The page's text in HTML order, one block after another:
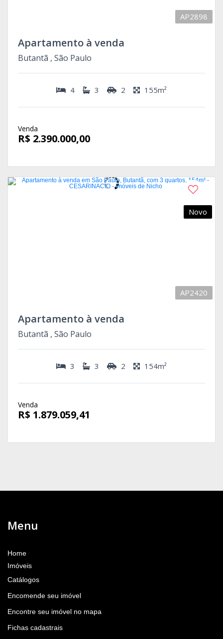
AP2898
Apartamento à venda
Butantã , São Paulo
4 3 2 155m²
Venda
R$ 2.390.000,00
Novo
AP2420
Apartamento à venda
Butantã , São Paulo
3 3 2 154m²
Venda
R$ 1.879.059,41
Menu
Home
Imóveis
Catálogos
Encomende seu imóvel
Encontre seu imóvel no mapa
Fichas cadastrais